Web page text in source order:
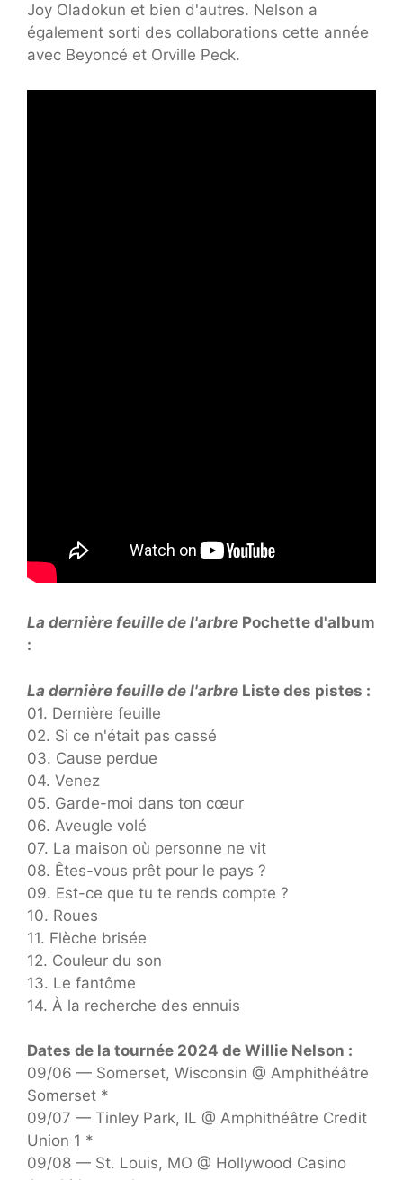
Joy Oladokun et bien d'autres. Nelson a
également sorti des collaborations cette année
avec Beyoncé et Orville Peck.
La dernière feuille de l'arbre Pochette d'album
:
La dernière feuille de l'arbre Liste des pistes :
01. Dernière feuille
02. Si ce n'était pas cassé
03. Cause perdue
04. Venez
05. Garde-moi dans ton cœur
06. Aveugle volé
07. La maison où personne ne vit
08. Êtes-vous prêt pour le pays ?
09. Est-ce que tu te rends compte ?
10. Roues
11. Flèche brisée
12. Couleur du son
13. Le fantôme
14. À la recherche des ennuis
Dates de la tournée 2024 de Willie Nelson :
09/06 — Somerset, Wisconsin @ Amphithéâtre
Somerset *
09/07 — Tinley Park, IL @ Amphithéâtre Credit
Union 1 *
09/08 — St. Louis, MO @ Hollywood Casino